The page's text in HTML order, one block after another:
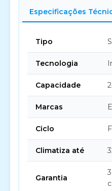
Especificações
Tipo
Tecnologia
Capacidade
Marcas
Ciclo
Climatiza até
Garantia